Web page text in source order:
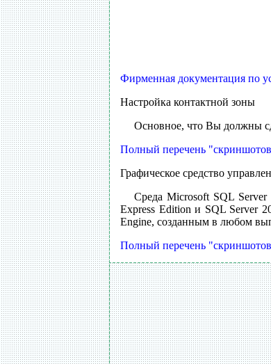
Фирменная документация по
Настройка контактной зоны
Основное, что Вы должны
Полный перечень
Графическое средство
Среда Microsoft SQL Server
Express Edition и SQL Server
Engine, созданным в любом
Полный перечень